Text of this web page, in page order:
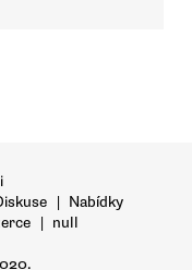
| Nabídky
| null